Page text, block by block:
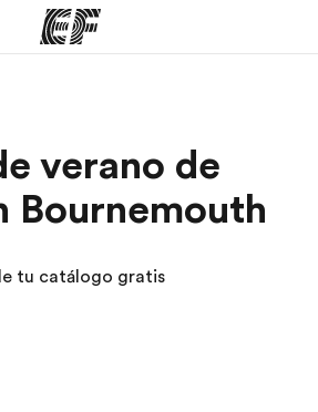
verano de
Bournemouth
tu catálogo gratis